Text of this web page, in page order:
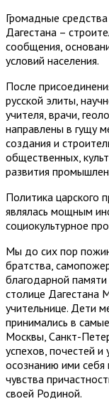
Громадные
Дагестана –
сообщения,
условий населения.
После
русской элиты,
учителя, врачи,
направлены в гущу
создания и
общественных,
развития
Политика царского
являлась мощным
социокультурное
Мы до сих пор
братства,
благодарной памяти
столице Дагестана
учительнице. Дети
принимались в
Москвы, Санкт-
успехов, почестей
осознанию ими
чувства
своей Родиной.